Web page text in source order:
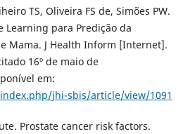
TS, Oliveira FS de, Simões PW.
Learning para Predição da
Mama. J Health Inform [Internet].
16º de maio de
em:
jhi-sbis/article/view/1091
Prostate cancer risk factors.